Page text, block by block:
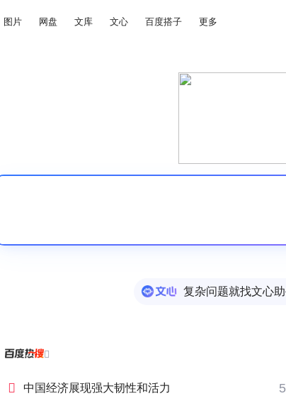
图片 网盘 文库 文心 百度搭子 更多
复杂问题就找文心

 中国经济展现强大韧性和活力 5